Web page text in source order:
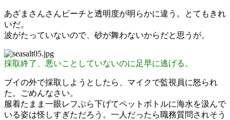
あざまさんさんビーチと透明度が明らかに違う。とてもきれ
いだ。
波がたっていないので、砂が舞わないからだと思うが。
採取終了、悪いことしていないのに足早に逃げる。
ブイの外で採取しようとしたら、マイクで監視員に怒られ
た。ごめんなさい。
服着たまま一眼レフぶら下げてペットボトルに海水を汲んで
いる姿は怪しすぎただろう。一人だったら職務質問されそう